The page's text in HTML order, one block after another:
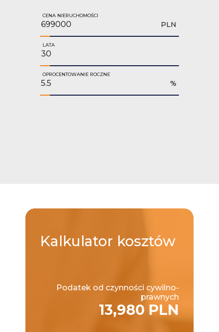
CENA NIERUCHOMOŚCI
PLN
LATA
OPROCENTOWANIE ROCZNE
%
Kalkulator kosztów
Podatek od czynności cywilno-
prawnych
13,980 PLN